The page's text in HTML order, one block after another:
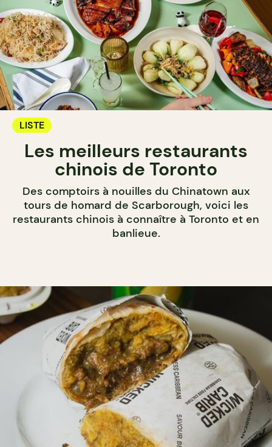
LISTE
Les meilleurs restaurants
chinois de Toronto
Des comptoirs à nouilles du Chinatown aux
tours de homard de Scarborough, voici les
restaurants chinois à connaître à Toronto et en
banlieue.